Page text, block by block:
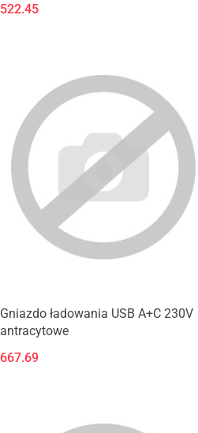
522.45
Gniazdo ładowania USB A+C 230V
antracytowe
667.69